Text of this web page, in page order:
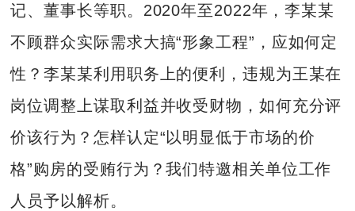
记、董事长等职。2020年至2022年，李某某
不顾群众实际需求大搞“形象工程”，应如何定
性？李某某利用职务上的便利，违规为王某在
岗位调整上谋取利益并收受财物，如何充分评
价该行为？怎样认定“以明显低于市场的价
格”购房的受贿行为？我们特邀相关单位工作
人员予以解析。